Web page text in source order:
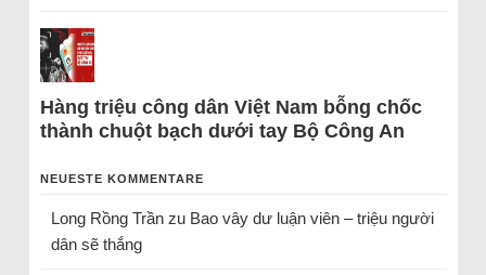
Hàng triệu công dân Việt Nam bỗng chốc
thành chuột bạch dưới tay Bộ Công An
NEUESTE KOMMENTARE
Long Rồng Trầnzu Bao vây dư luận viên – triệu người
dân sẽ thắng